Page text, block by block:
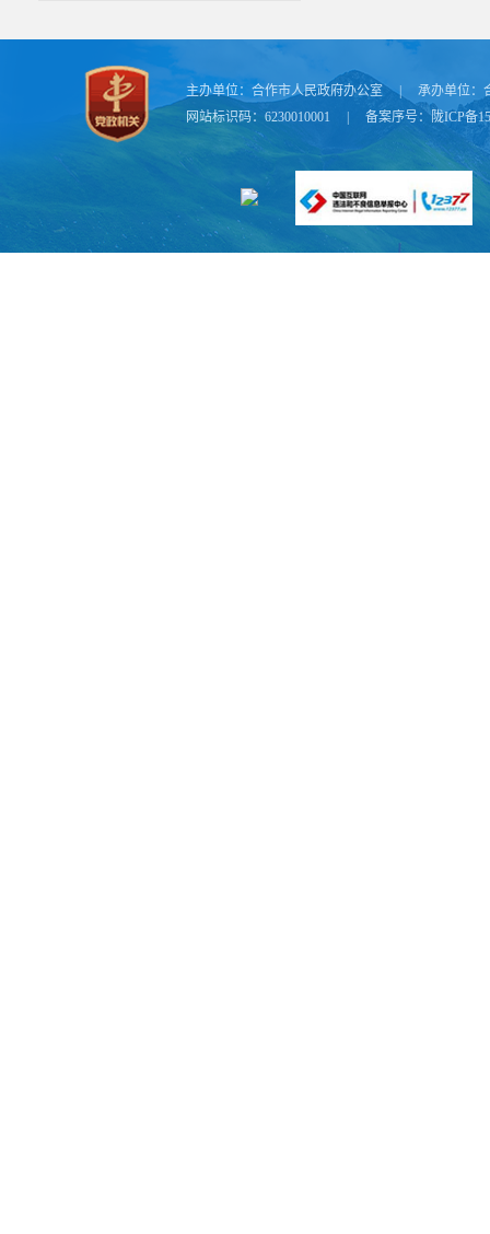
主办单位： 合作市人民政府办公室 承办单位：
网站标识码：6230010001
备案序号：陇ICP备